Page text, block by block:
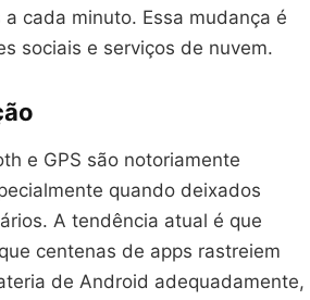
cada minuto. Essa mudança é
sociais e serviços de nuvem.
e GPS são notoriamente
quando deixados
A tendência atual é que
centenas de apps rastreiem
de Android adequadamente,